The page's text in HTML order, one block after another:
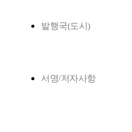
발행국(도시)
서명/저자사항